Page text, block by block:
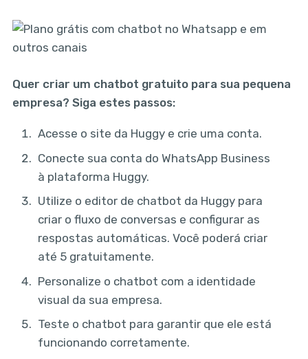
Quer criar um chatbot gratuito para sua pequena
empresa? Siga estes passos:
Acesse o site da Huggy e crie uma conta.
Conecte sua conta do WhatsApp Business
à plataforma Huggy.
Utilize o editor de chatbot da Huggy para
criar o fluxo de conversas e configurar as
respostas automáticas. Você poderá criar
até 5 gratuitamente.
Personalize o chatbot com a identidade
visual da sua empresa.
Teste o chatbot para garantir que ele está
funcionando corretamente.